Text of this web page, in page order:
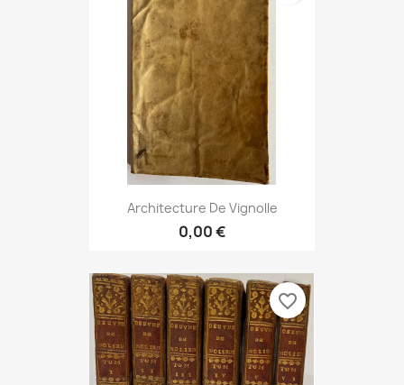
Architecture De Vignolle
0,00 €
favorite_border